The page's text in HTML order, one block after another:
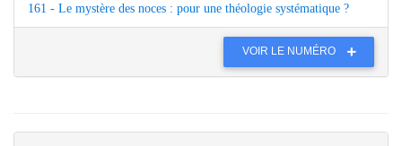
161 - Le mystère des noces : pour une théologie systématique ?
VOIR LE NUMÉRO